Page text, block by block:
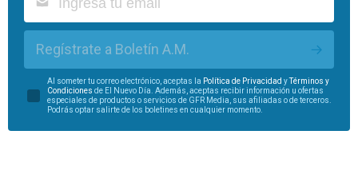
Regístrate a Boletín A.M.
Al someter tu correo electrónico, aceptas la Política de Privacidad yTérminos y
Condiciones de El Nuevo Día. Además, aceptas recibir información u ofertas
especiales de productos o servicios de GFR Media, sus afiliadas o de terceros.
Podrás optar salirte de los boletines en cualquier momento.